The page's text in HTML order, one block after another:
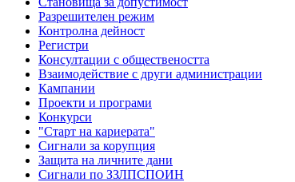
Разрешителен режим
Контролна дейност
Регистри
Консултации с обществеността
Взаимодействие с други администрации
Кампании
Проекти и програми
Конкурси
"Старт на кариерата"
Сигнали за корупция
Защита на личните дани
Сигнали по ЗЗЛПСПОИН